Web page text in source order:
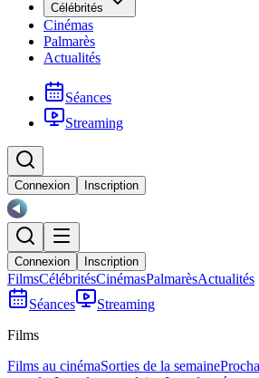
Célébrités
Cinémas
Palmarès
Actualités
Séances
Streaming
Connexion Inscription
Connexion Inscription
FilmsCélébritésCinémasPalmarèsActualités
Séances
Streaming
Films
Films au cinémaSorties de la semaine